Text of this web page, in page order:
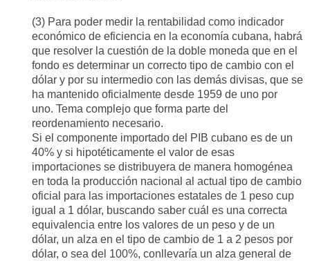
(3) Para poder medir la rentabilidad como indicador
económico de eficiencia en la economía cubana, habrá
que resolver la cuestión de la doble moneda que en el
fondo es determinar un correcto tipo de cambio con el
dólar y por su intermedio con las demás divisas, que se
ha mantenido oficialmente desde 1959 de uno por
uno. Tema complejo que forma parte del
reordenamiento necesario.
Si el componente importado del PIB cubano es de un
40% y si hipotéticamente el valor de esas
importaciones se distribuyera de manera homogénea
en toda la producción nacional al actual tipo de cambio
oficial para las importaciones estatales de 1 peso cup
igual a 1 dólar, buscando saber cuál es una correcta
equivalencia entre los valores de un peso y de un
dólar, un alza en el tipo de cambio de 1 a 2 pesos por
dólar, o sea del 100%, conllevaría un alza general de